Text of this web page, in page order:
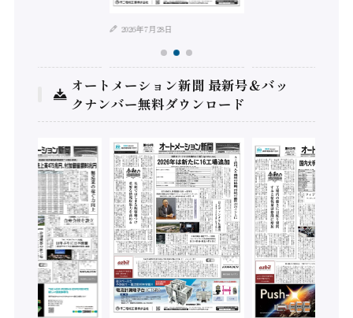
2026年7月28日
オートメーション新聞 最新号＆バッ
クナンバー無料ダウンロード